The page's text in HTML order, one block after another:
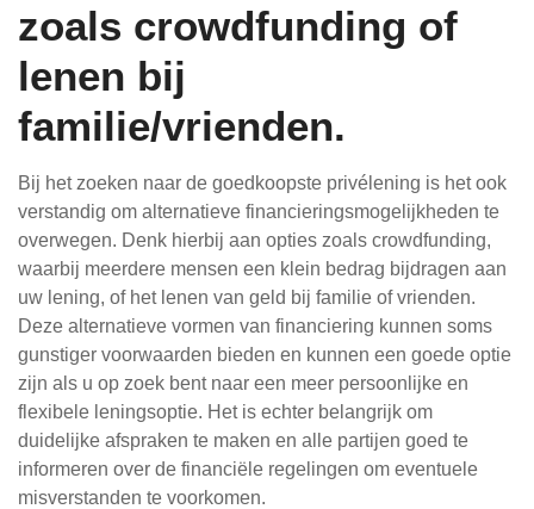
zoals crowdfunding of
lenen bij
familie/vrienden.
Bij het zoeken naar de goedkoopste privélening is het ook
verstandig om alternatieve financieringsmogelijkheden te
overwegen. Denk hierbij aan opties zoals crowdfunding,
waarbij meerdere mensen een klein bedrag bijdragen aan
uw lening, of het lenen van geld bij familie of vrienden.
Deze alternatieve vormen van financiering kunnen soms
gunstiger voorwaarden bieden en kunnen een goede optie
zijn als u op zoek bent naar een meer persoonlijke en
flexibele leningsoptie. Het is echter belangrijk om
duidelijke afspraken te maken en alle partijen goed te
informeren over de financiële regelingen om eventuele
misverstanden te voorkomen.